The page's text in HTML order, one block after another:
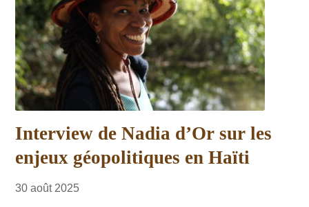
Interview de Nadia d’Or sur les
enjeux géopolitiques en Haïti
30 août 2025